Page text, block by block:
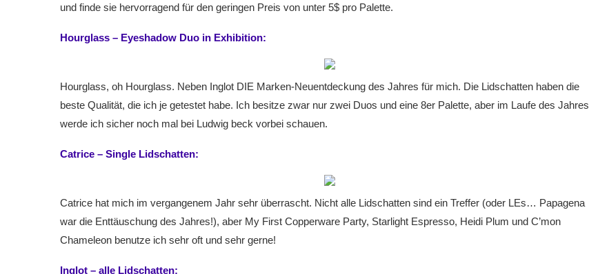
und finde sie hervorragend für den geringen Preis von unter 5$ pro Palette.
Hourglass – Eyeshadow Duo in Exhibition:
Hourglass, oh Hourglass. Neben Inglot DIE Marken-Neuentdeckung des Jahres für mich. Die Lidschatten haben die
beste Qualität, die ich je getestet habe. Ich besitze zwar nur zwei Duos und eine 8er Palette, aber im Laufe des Jahres
werde ich sicher noch mal bei Ludwig beck vorbei schauen.
Catrice – Single Lidschatten:
Catrice hat mich im vergangenem Jahr sehr überrascht. Nicht alle Lidschatten sind ein Treffer (oder LEs… Papagena
war die Enttäuschung des Jahres!), aber My First Copperware Party, Starlight Espresso, Heidi Plum und C’mon
Chameleon benutze ich sehr oft und sehr gerne!
Inglot – alle Lidschatten: